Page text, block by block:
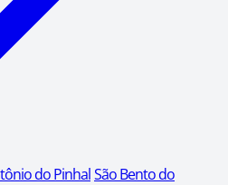
do PinhalSão Bento do